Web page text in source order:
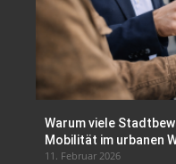
Warum viele
Mobilität im urbanen
11. Februar 2026